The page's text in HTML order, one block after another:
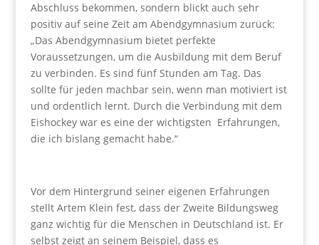
Abschluss bekommen, sondern blickt auch sehr
positiv auf seine Zeit am Abendgymnasium zurück:
„Das Abendgymnasium bietet perfekte
Voraussetzungen, um die Ausbildung mit dem Beruf
zu verbinden. Es sind fünf Stunden am Tag. Das
sollte für jeden machbar sein, wenn man motiviert ist
und ordentlich lernt. Durch die Verbindung mit dem
Eishockey war es eine der wichtigsten Erfahrungen,
die ich bislang gemacht habe.“
Vor dem Hintergrund seiner eigenen Erfahrungen
stellt Artem Klein fest, dass der Zweite Bildungsweg
ganz wichtig für die Menschen in Deutschland ist. Er
selbst zeigt an seinem Beispiel, dass es